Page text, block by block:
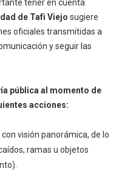
tener en cuenta
de Tafì Viejo sugiere
oficiales transmitidas a
y seguir las
pública al momento de
acciones:
visión panorámica, de lo
ramas u objetos